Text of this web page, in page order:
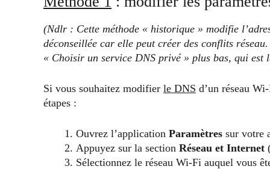
(Ndlr : Cette méthode « historique » modifie
déconseillée car elle peut créer des conflits
« Choisir un service DNS privé » plus bas, qui est
Si vous souhaitez modifier le DNS d’un réseau
étapes :
Ouvrez l’application Paramètres sur votre
Appuyez sur la section Réseau et Internet
Sélectionnez le réseau Wi-Fi auquel vous